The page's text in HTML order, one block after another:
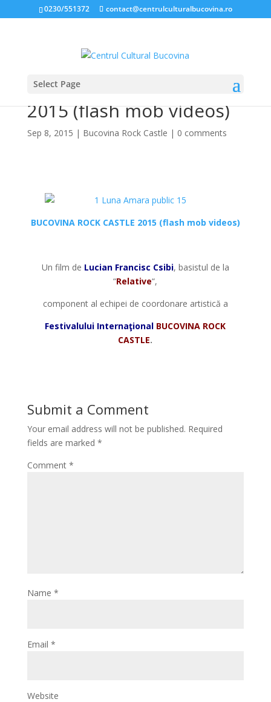
0230/551372 contact@centrulculturalbucovina.ro
Select Page
BUCOVINA ROCK CASTLE
2015 (flash mob videos)
Sep 8, 2015 | Bucovina Rock Castle | 0 comments
BUCOVINA ROCK CASTLE 2015 (flash mob videos)
Un film de Lucian Francisc Csibi, basistul de la
“Relative“,
component al echipei de coordonare artistică a
Festivalului Internaţional BUCOVINA ROCK
CASTLE.
Submit a Comment
Your email address will not be published. Required
fields are marked *
Comment *
Name *
Email *
Website